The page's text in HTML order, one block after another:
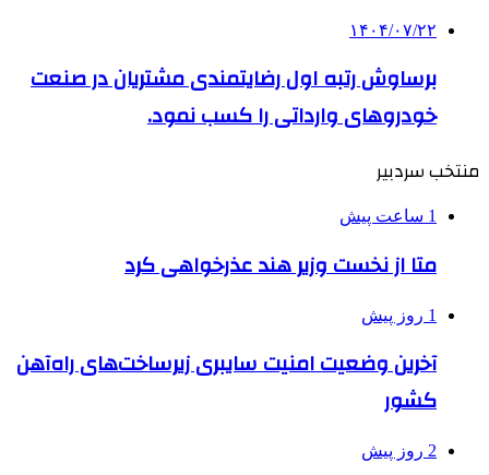
۱۴۰۴/۰۷/۲۲
برساوش رتبه اول رضایتمندی مشتریان در صنعت
خودروهای وارداتی را کسب نمود.
منتخب سردبیر
1 ساعت پیش
متا از نخست وزیر هند عذرخواهی کرد
1 روز پیش
آخرین وضعیت امنیت سایبری زیرساخت‌های راه‌آهن
کشور
2 روز پیش